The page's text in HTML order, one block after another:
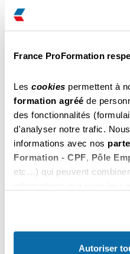
France ProFormation
Les cookies permettent à
formation agréé de
des fonctionnalités
d'analyser notre trafic.
informations avec nos
Formation - CPF
Pôle
etc…) qui peuvent
Autoriser
Autoriser
Grasse
Il reste des places
Inscription par tél au
04 22 59 60 70
du 02 au 04 Novembre
Il reste des places
Inscription par tél au
du 09 au 11 Novembre